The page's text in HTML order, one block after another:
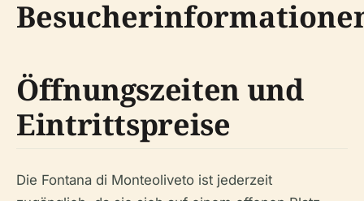
Öffnungszeiten und
Eintrittspreise
Die Fontana di Monteoliveto ist jederzeit